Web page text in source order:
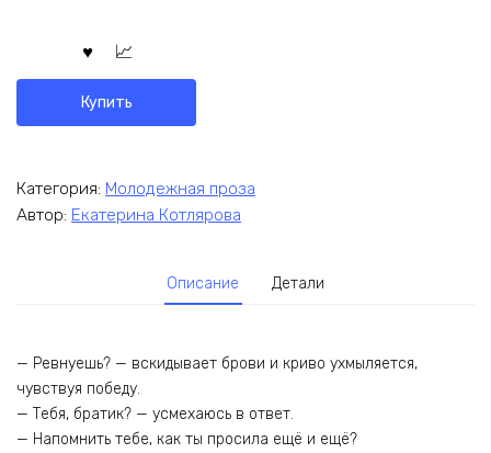
Купить
Категория: Молодежная проза
Автор: Екатерина Котлярова
Описание Детали
— Ревнуешь? — вскидывает брови и криво ухмыляется,
чувствуя победу.
— Тебя, братик? — усмехаюсь в ответ.
— Напомнить тебе, как ты просила ещё и ещё?